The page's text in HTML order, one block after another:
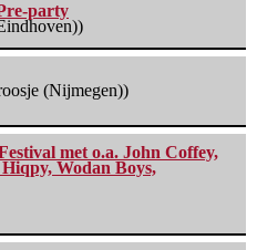
party
(Nijmegen))
met o.a. John Coffey,
Wodan Boys,